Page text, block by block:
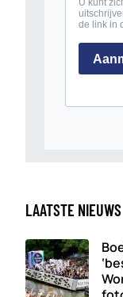
LAATSTE NIEUWS